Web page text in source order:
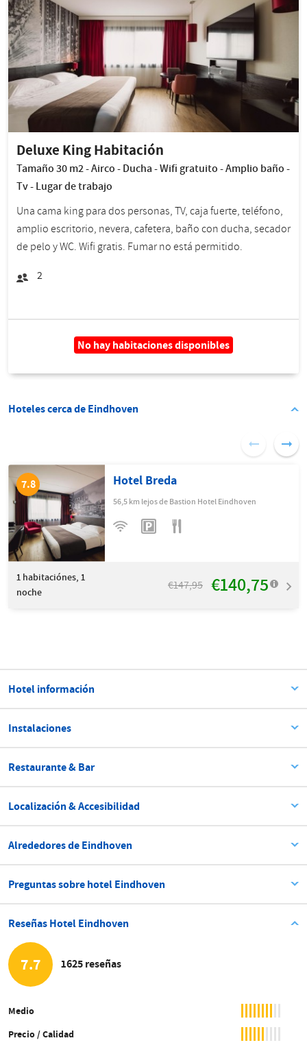
Deluxe King Habitación
Tamaño 30 m2 - Airco - Ducha - Wifi gratuito - Amplio baño -
Tv - Lugar de trabajo
Una cama king para dos personas, TV, caja fuerte, teléfono,
amplio escritorio, nevera, cafetera, baño con ducha, secador
de pelo y WC. Wifi gratis. Fumar no está permitido.
2
No hay habitaciones disponibles
Hoteles cerca de Eindhoven
7.8 Hotel Breda
56,5 km lejos de Bastion Hotel Eindhoven
1 habitaciónes, 1
noche
€147,95 €140,75
Hotel información
Instalaciones
Restaurante & Bar
Localización & Accesibilidad
Alrededores de Eindhoven
Preguntas sobre hotel Eindhoven
Reseñas Hotel Eindhoven
7.7 1625 reseñas
Medio
Precio / Calidad